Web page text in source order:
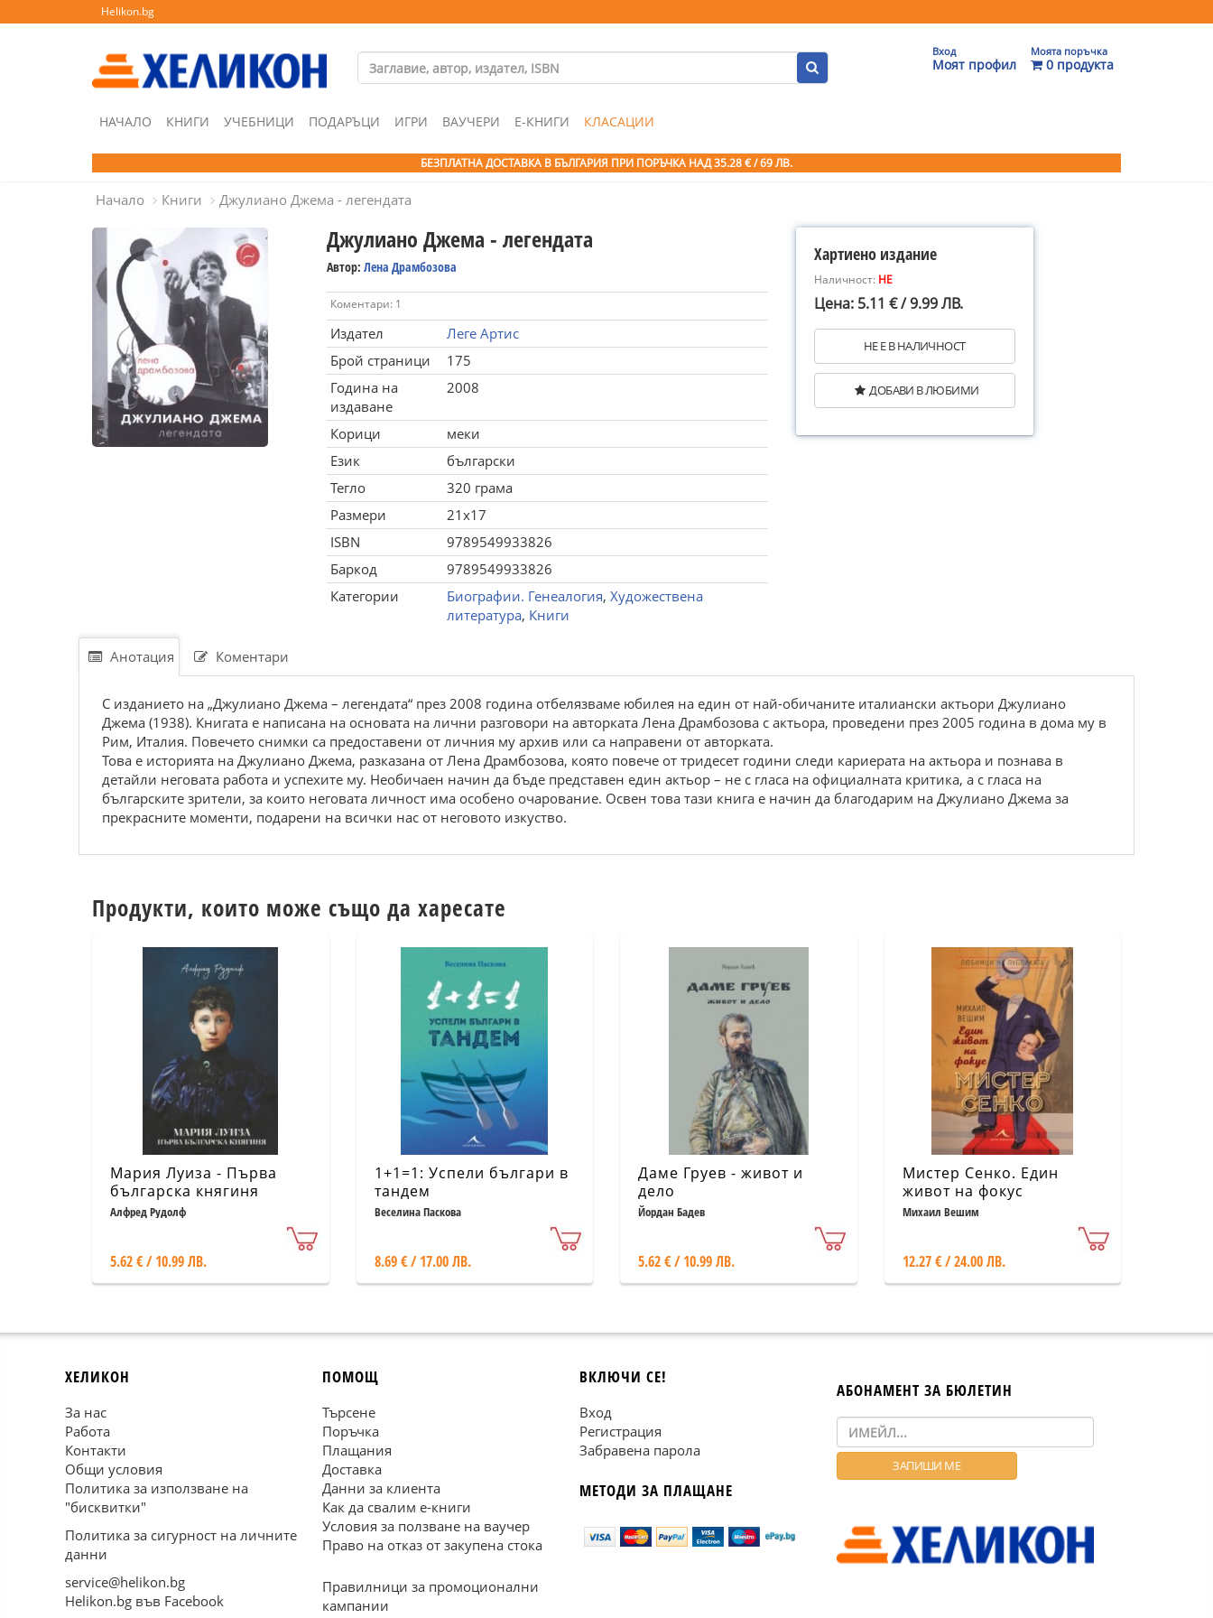
Helikon.bg
Вход
Моят профил
Моята поръчка
0 продукта
НАЧАЛО КНИГИ УЧЕБНИЦИ ПОДАРЪЦИ ИГРИ ВАУЧЕРИ Е-КНИГИ КЛАСАЦИИ
БЕЗПЛАТНА ДОСТАВКА В БЪЛГАРИЯ ПРИ ПОРЪЧКА НАД 35.28 € / 69 ЛВ.
Начало Книги Джулиано Джема - легендата
Джулиано Джема - легендата
Автор: Лена Драмбозова
Коментари: 1
Издател
Леге Артис
Брой страници
175
Година на
издаване
2008
Корици
меки
Език
български
Тегло
320 грама
Размери
21x17
ISBN
9789549933826
Баркод
9789549933826
Категории
Биографии. Генеалогия, Художествена
литература, Книги
Хартиено издание
Наличност: НЕ
Цена: 5.11 € / 9.99 ЛВ.
НЕ Е В НАЛИЧНОСТ
ДОБАВИ В ЛЮБИМИ
Анотация Коментари
С изданието на „Джулиано Джема – легендата“ през 2008 година отбелязваме юбилея на един от най-обичаните италиански актьори Джулиано
Джема (1938). Книгата е написана на основата на лични разговори на авторката Лена Драмбозова с актьора, проведени през 2005 година в дома му в
Рим, Италия. Повечето снимки са предоставени от личния му архив или са направени от авторката.
Това е историята на Джулиано Джема, разказана от Лена Драмбозова, която повече от тридесет години следи кариерата на актьора и познава в
детайли неговата работа и успехите му. Необичаен начин да бъде представен един актьор – не с гласа на официалната критика, а с гласа на
българските зрители, за които неговата личност има особено очарование. Освен това тази книга е начин да благодарим на Джулиано Джема за
прекрасните моменти, подарени на всички нас от неговото изкуство.
Продукти, които може също да харесате
Мария Луиза - Първа
българска княгиня
Алфред Рудолф
5.62 € / 10.99 ЛВ.
1+1=1: Успели българи в
тандем
Веселина Паскова
8.69 € / 17.00 ЛВ.
Даме Груев - живот и
дело
Йордан Бадев
5.62 € / 10.99 ЛВ.
Мистер Сенко. Един
живот на фокус
Михаил Вешим
12.27 € / 24.00 ЛВ.
ХЕЛИКОН
За нас
Работа
Контакти
Общи условия
Политика за използване на
"бисквитки"
Политика за сигурност на личните
данни
service@helikon.bg
Helikon.bg във Facebook
ПОМОЩ
Търсене
Поръчка
Плащания
Доставка
Данни за клиента
Как да свалим е-книги
Условия за ползване на ваучер
Право на отказ от закупена стока
Правилници за промоционални
кампании
ВКЛЮЧИ СЕ!
Вход
Регистрация
Забравена парола
МЕТОДИ ЗА ПЛАЩАНЕ
АБОНАМЕНТ ЗА БЮЛЕТИН